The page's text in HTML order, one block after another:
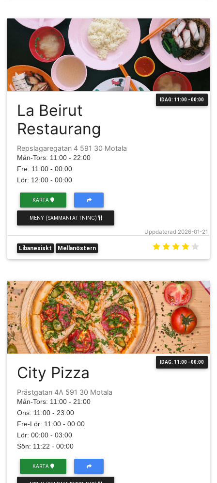
IDAG: 11:00 - 00:00
La Beirut
Restaurang
Repslagaregatan 4 591 30 Motala
Mån-Tors: 11:00 - 22:00
Fre: 11:00 - 00:00
Lör: 12:00 - 00:00
Uppdaterad 2026-01-21
KARTA
MENY (SAMMANFATTNING)
Libanesiskt Mellanöstern
IDAG: 11:00 - 00:00
City Pizza
Prästgatan 4A 591 30 Motala
Mån-Tors: 11:00 - 21:00
Ons: 11:00 - 23:00
Fre-Lör: 11:00 - 00:00
Lör: 00:00 - 03:00
Sön: 11:22 - 00:00
KARTA